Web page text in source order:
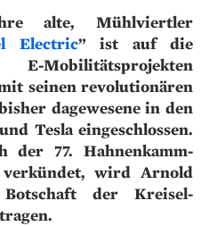
alte, Mühlviertler
Electric” ist auf die
Mobilitätsprojekten
seinen revolutionären
dagewesene in den
Tesla eingeschlossen.
der 77. Hahnenkamm-
wird Arnold
Botschaft der Kreisel-